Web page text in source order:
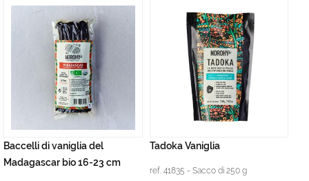
Baccelli di vaniglia del
Madagascar bio 16-23 cm
Tadoka Vaniglia
ref. 41835 - Sacco di 250 g